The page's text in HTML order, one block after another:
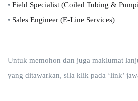
• Field Specialist (Coiled Tubing &
• Sales Engineer (E-Line Services)
Untuk memohon dan juga maklumat
yang ditawarkan, sila klik pada ‘link’